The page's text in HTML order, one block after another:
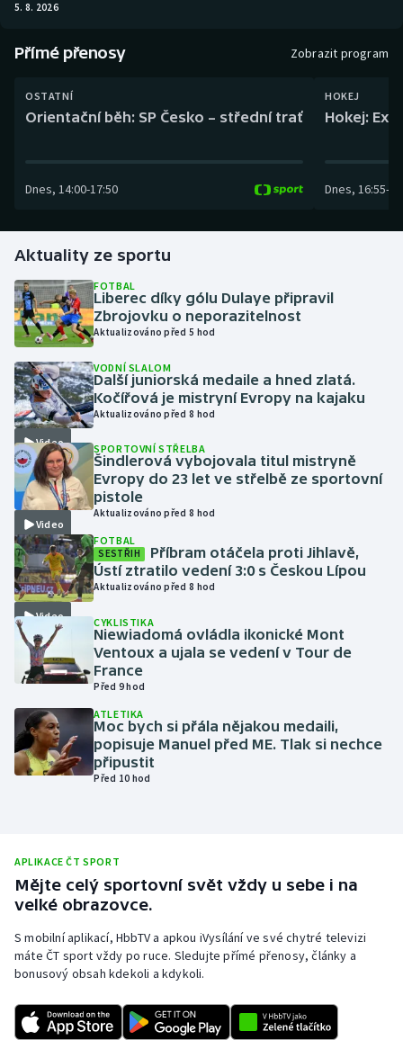
Curling
Dostihy
Gymnastika
Házená
Jezdectví
Judo
Krasobruslení
Lezení
Lyže a snowboard
Moderní pětiboj
Motorsport
Olympijské hry
Parasport
Plavání
Plážový volejbal
Rychlobruslení
Rychlostní kanoistika
Short track
Stolní tenis
5. 8. 2026
Přímé přenosy Zobrazit program
OSTATNÍ
Orientační běh: SP Česko – střední trať
Dnes, 14:00-17:50
HOKEJ
Hokej:
Dnes, 16:55-
Aktuality ze sportu
FOTBAL
Liberec díky gólu Dulaye připravil
Zbrojovku o neporazitelnost
Aktualizováno před 5 hod
Video
VODNÍ SLALOM
Další juniorská medaile a hned zlatá.
Kočířová je mistryní Evropy na kajaku
Aktualizováno před 8 hod
Video
SPORTOVNÍ STŘELBA
Šindlerová vybojovala titul mistryně
Evropy do 23 let ve střelbě ze sportovní
pistole
Aktualizováno před 8 hod
Video
FOTBAL
SESTŘIH
Příbram otáčela proti Jihlavě,
Ústí ztratilo vedení 3:0 s Českou Lípou
Aktualizováno před 8 hod
CYKLISTIKA
Niewiadomá ovládla ikonické Mont
Ventoux a ujala se vedení v Tour de
France
Před 9 hod
ATLETIKA
Moc bych si přála nějakou medaili,
popisuje Manuel před ME. Tlak si nechce
připustit
Před 10 hod
APLIKACE ČT SPORT
Mějte celý sportovní svět vždy u sebe i na
velké obrazovce.
S mobilní aplikací, HbbTV a apkou iVysílání ve své chytré televizi
máte ČT sport vždy po ruce. Sledujte přímé přenosy, články a
bonusový obsah kdekoli a kdykoli.